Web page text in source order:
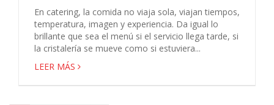
En catering, la comida no viaja sola, viajan tiempos,
temperatura, imagen y experiencia. Da igual lo
brillante que sea el menú si el servicio llega tarde, si
la cristalería se mueve como si estuviera...
LEER MÁS